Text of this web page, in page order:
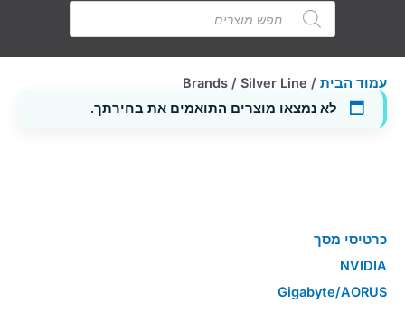
Products
search
כרטיסי מסך
NVIDIA
Gigabyte/AORUS
עמוד הבית / Brands / Silver Line
לא נמצאו מוצרים התואמים את בחירתך.